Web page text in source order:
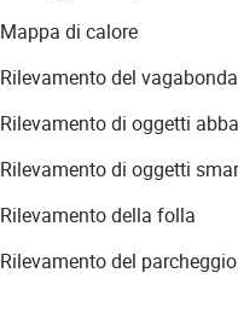
Mappa di calore
Rilevamento del
Rilevamento di oggetti
Rilevamento di oggetti
Rilevamento della folla
Rilevamento del parcheggio